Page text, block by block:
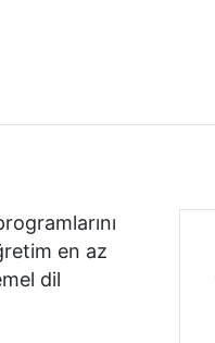
en az
dil